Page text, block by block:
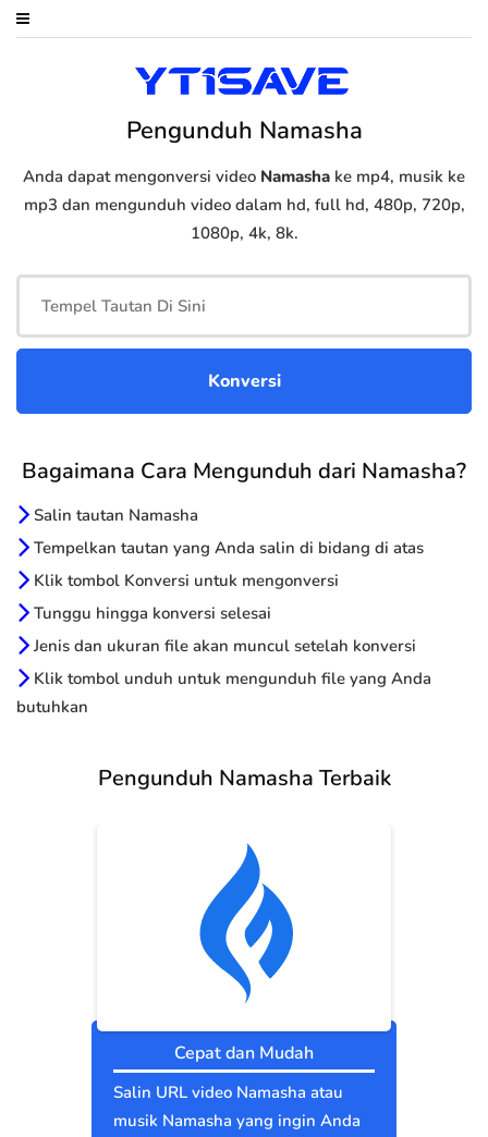
Pengunduh Namasha
Anda dapat mengonversi video Namasha ke mp4, musik ke
mp3 dan mengunduh video dalam hd, full hd, 480p, 720p,
1080p, 4k, 8k.
Bagaimana Cara Mengunduh dari Namasha?
Salin tautan Namasha
Tempelkan tautan yang Anda salin di bidang di atas
Klik tombol Konversi untuk mengonversi
Tunggu hingga konversi selesai
Jenis dan ukuran file akan muncul setelah konversi
Klik tombol unduh untuk mengunduh file yang Anda
butuhkan
Pengunduh Namasha Terbaik
Cepat dan Mudah
Salin URL video Namasha atau
musik Namasha yang ingin Anda